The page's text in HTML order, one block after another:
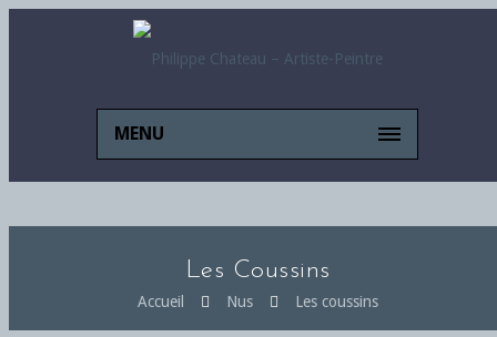
MENU
Les Coussins
Accueil Nus Les coussins